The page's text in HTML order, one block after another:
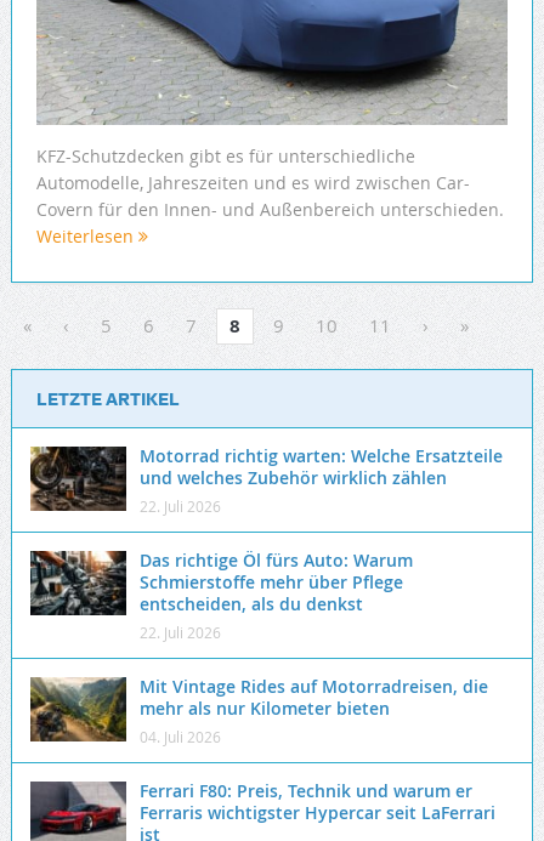
KFZ-Schutzdecken gibt es für unterschiedliche
Automodelle, Jahreszeiten und es wird zwischen Car-
Covern für den Innen- und Außenbereich unterschieden.
Weiterlesen
« ‹ 5 6 7 8 9 10 11 › »
LETZTE ARTIKEL
Motorrad richtig warten: Welche Ersatzteile
und welches Zubehör wirklich zählen
22. Juli 2026
Das richtige Öl fürs Auto: Warum
Schmierstoffe mehr über Pflege
entscheiden, als du denkst
22. Juli 2026
Mit Vintage Rides auf Motorradreisen, die
mehr als nur Kilometer bieten
04. Juli 2026
Ferrari F80: Preis, Technik und warum er
Ferraris wichtigster Hypercar seit LaFerrari
ist